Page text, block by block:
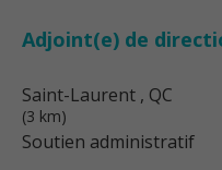
Adjoint(e) de
Saint-Laurent , QC
(3 km)
Soutien administratif